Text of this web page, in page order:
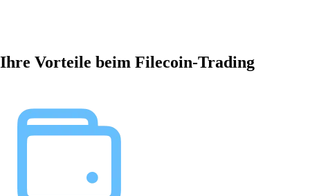
Ihre Vorteile beim Filecoin-Trading